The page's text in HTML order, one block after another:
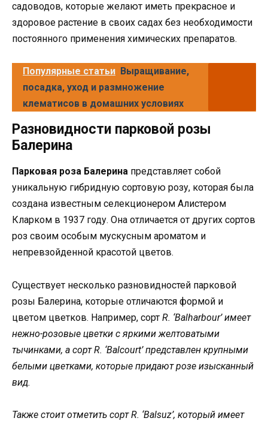
садоводов, которые желают иметь прекрасное и
здоровое растение в своих садах без необходимости
постоянного применения химических препаратов.
Популярные статьи Выращивание,
посадка, уход и размножение
клематисов в домашних условиях
Разновидности парковой розы
Балерина
Парковая роза Балерина представляет собой
уникальную гибридную сортовую розу, которая была
создана известным селекционером Алистером
Кларком в 1937 году. Она отличается от других сортов
роз своим особым мускусным ароматом и
непревзойденной красотой цветов.
Существует несколько разновидностей парковой
розы Балерина, которые отличаются формой и
цветом цветков. Например, сорт R. ‘Balharbour’имеет
нежно-розовые цветки с яркими желтоватыми
тычинками, а сортR. ‘Balcourt’представлен крупными
белыми цветками, которые придают розе изысканный
вид.
Также стоит отметить сортR. ‘Balsuz’, который имеет